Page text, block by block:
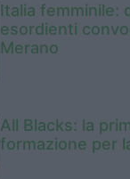
Italia femminile:
esordienti
Merano
All Blacks: la
formazione per